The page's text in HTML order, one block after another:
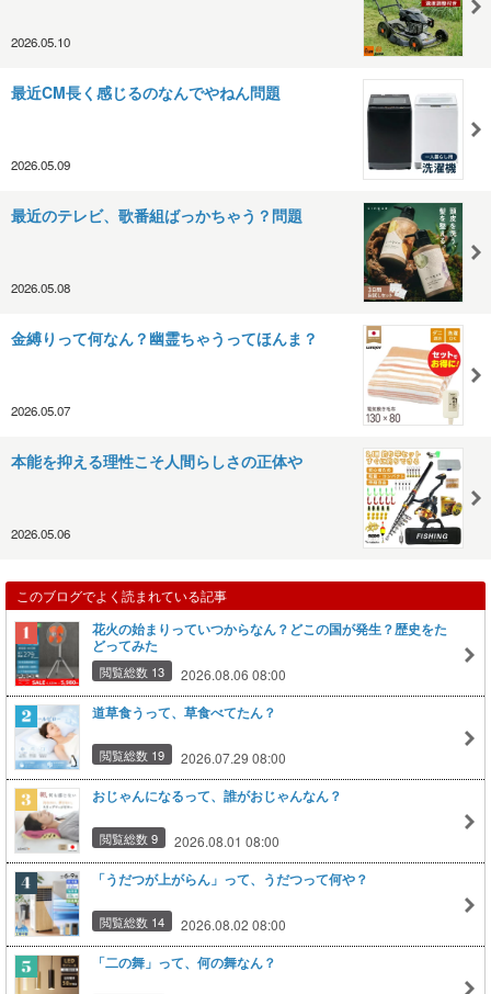
2026.05.10
最近CM長く感じるのなんでやねん問題
2026.05.09
最近のテレビ、歌番組ばっかちゃう？問題
2026.05.08
金縛りって何なん？幽霊ちゃうってほんま？
2026.05.07
本能を抑える理性こそ人間らしさの正体や
2026.05.06
このブログでよく読まれている記事
花火の始まりっていつからなん？どこの国が発生？歴史をた
どってみた
閲覧総数 13 2026.08.06 08:00
道草食うって、草食べてたん？
閲覧総数 19 2026.07.29 08:00
おじゃんになるって、誰がおじゃんなん？
閲覧総数 9 2026.08.01 08:00
「うだつが上がらん」って、うだつって何や？
閲覧総数 14 2026.08.02 08:00
「二の舞」って、何の舞なん？